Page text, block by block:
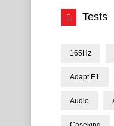
Tests
165Hz
Adapt E1
Audio